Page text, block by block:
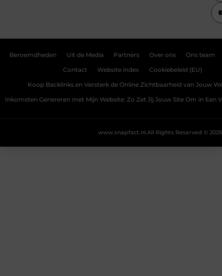
Beroemdheden Uit de Media Partners Over ons Ons team
Contact Website index Cookiebeleid (EU)
Koop Backlinks en Versterk de Online Zichtbaarheid van Jouw
Inkomsten Genereren met Mijn Website: Zo Zet Jij Jouw Site Om in Een
All Rights Reserved © 2025
www.snapfact.nl.